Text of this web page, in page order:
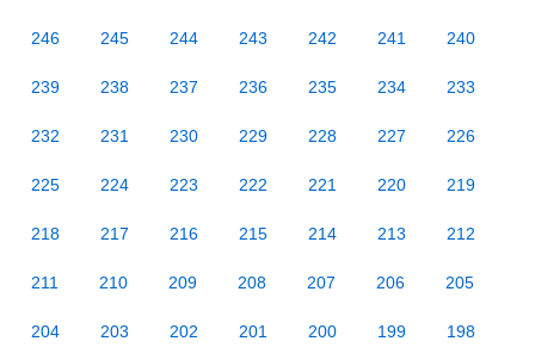
246 245 244 243 242 241 240
239 238 237 236 235 234 233
232 231 230 229 228 227 226
225 224 223 222 221 220 219
218 217 216 215 214 213 212
211 210 209 208 207 206 205
204 203 202 201 200 199 198